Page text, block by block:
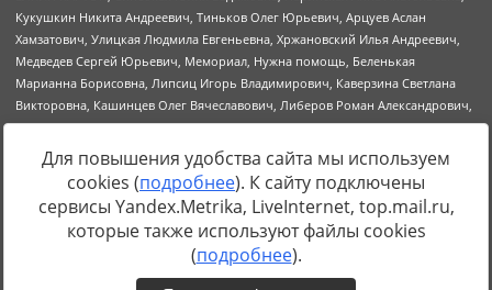
https://minjust.gov.ru/uploaded/files/reestr-
inostrannyih-agentov-22-03-2024.pdfданные на22.03.2024
Для повышения удобства сайта мы используем
cookies (подробнее). К сайту подключены
сервисы Yandex.Metrika, LiveInternet, top.mail.ru,
которые также используют файлы cookies
(подробнее).